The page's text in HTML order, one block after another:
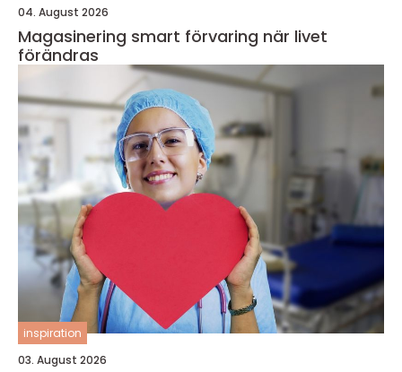
04. August 2026
Magasinering smart förvaring när livet
förändras
inspiration
03. August 2026